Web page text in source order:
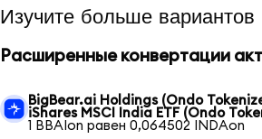
Изучите больше вариантов
Расширенные конвертации
BigBear.ai Holdings (Ondo
iShares MSCI India ETF (Ondo
1 BBAIon равен 0,064502 INDAon